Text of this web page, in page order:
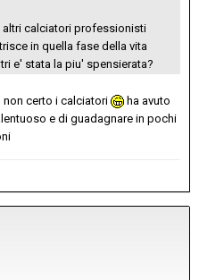
altri calciatori professionisti
in quella fase della vita
e' stata la piu' spensierata?
certo i calciatori
ha avuto
e di guadagnare in pochi